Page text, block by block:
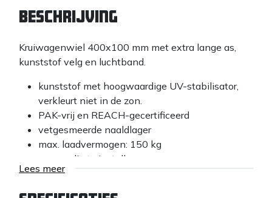
Beschrijving
Kruiwagenwiel 400x100 mm met extra lange as,
kunststof velg en luchtband.
kunststof met hoogwaardige UV-stabilisator,
verkleurt niet in de zon.
PAK-vrij en REACH-gecertificeerd
vetgesmeerde naaldlager
max. laadvermogen: 150 kg
eenvoudig te installeren
Lees meer